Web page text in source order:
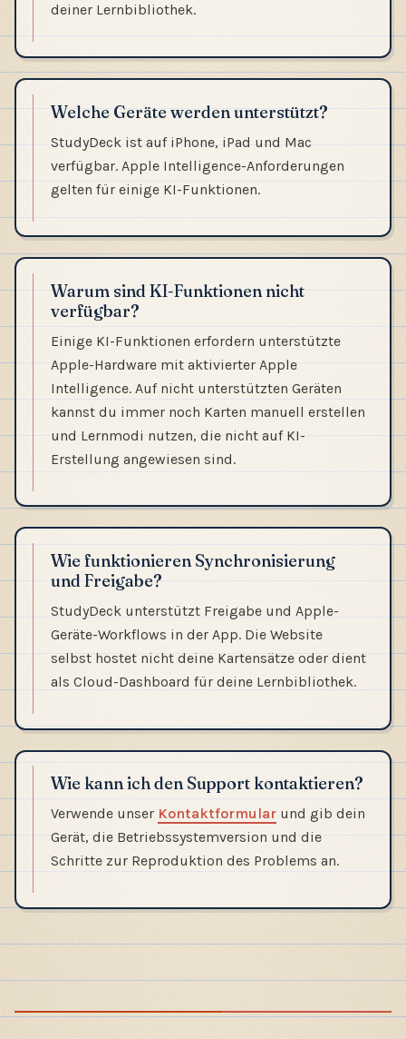
deiner Lernbibliothek.
Welche Geräte werden unterstützt?
StudyDeck ist auf iPhone, iPad und Mac
verfügbar. Apple Intelligence-Anforderungen
gelten für einige KI-Funktionen.
Warum sind KI-Funktionen nicht
verfügbar?
Einige KI-Funktionen erfordern unterstützte
Apple-Hardware mit aktivierter Apple
Intelligence. Auf nicht unterstützten Geräten
kannst du immer noch Karten manuell erstellen
und Lernmodi nutzen, die nicht auf KI-
Erstellung angewiesen sind.
Wie funktionieren Synchronisierung
und Freigabe?
StudyDeck unterstützt Freigabe und Apple-
Geräte-Workflows in der App. Die Website
selbst hostet nicht deine Kartensätze oder dient
als Cloud-Dashboard für deine Lernbibliothek.
Wie kann ich den Support kontaktieren?
Verwende unser Kontaktformularund gib dein
Gerät, die Betriebssystemversion und die
Schritte zur Reproduktion des Problems an.